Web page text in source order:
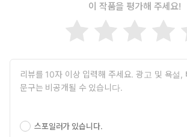
이 작품을 평가해 주세요!
스포일러가 있습니다.